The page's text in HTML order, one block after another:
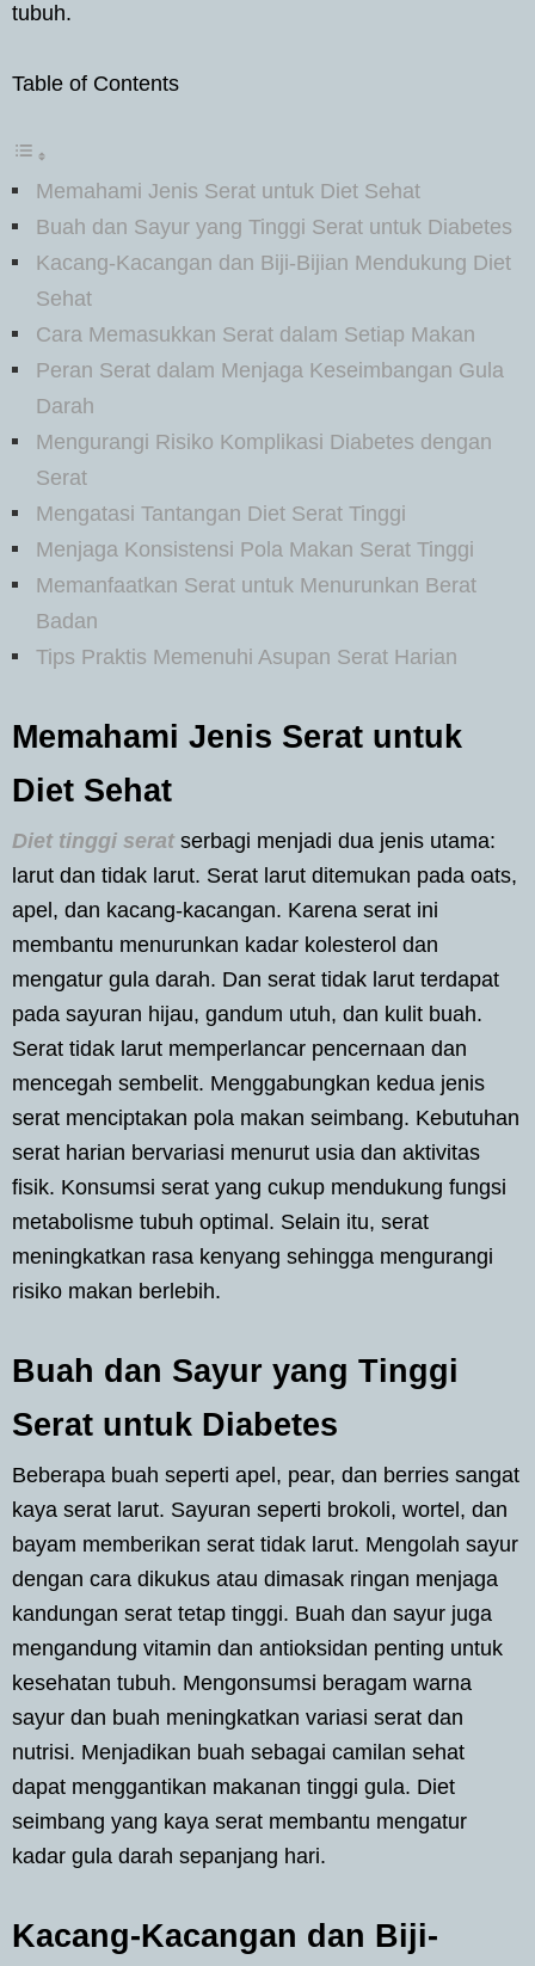
tubuh.
Table of Contents
Memahami Jenis Serat untuk Diet Sehat
Buah dan Sayur yang Tinggi Serat untuk Diabetes
Kacang-Kacangan dan Biji-Bijian Mendukung Diet
Sehat
Cara Memasukkan Serat dalam Setiap Makan
Peran Serat dalam Menjaga Keseimbangan Gula
Darah
Mengurangi Risiko Komplikasi Diabetes dengan
Serat
Mengatasi Tantangan Diet Serat Tinggi
Menjaga Konsistensi Pola Makan Serat Tinggi
Memanfaatkan Serat untuk Menurunkan Berat
Badan
Tips Praktis Memenuhi Asupan Serat Harian
Memahami Jenis Serat untuk
Diet Sehat
Diet tinggi seratserbagi menjadi dua jenis utama:
larut dan tidak larut. Serat larut ditemukan pada oats,
apel, dan kacang-kacangan. Karena serat ini
membantu menurunkan kadar kolesterol dan
mengatur gula darah. Dan serat tidak larut terdapat
pada sayuran hijau, gandum utuh, dan kulit buah.
Serat tidak larut memperlancar pencernaan dan
mencegah sembelit. Menggabungkan kedua jenis
serat menciptakan pola makan seimbang. Kebutuhan
serat harian bervariasi menurut usia dan aktivitas
fisik. Konsumsi serat yang cukup mendukung fungsi
metabolisme tubuh optimal. Selain itu, serat
meningkatkan rasa kenyang sehingga mengurangi
risiko makan berlebih.
Buah dan Sayur yang Tinggi
Serat untuk Diabetes
Beberapa buah seperti apel, pear, dan berries sangat
kaya serat larut. Sayuran seperti brokoli, wortel, dan
bayam memberikan serat tidak larut. Mengolah sayur
dengan cara dikukus atau dimasak ringan menjaga
kandungan serat tetap tinggi. Buah dan sayur juga
mengandung vitamin dan antioksidan penting untuk
kesehatan tubuh. Mengonsumsi beragam warna
sayur dan buah meningkatkan variasi serat dan
nutrisi. Menjadikan buah sebagai camilan sehat
dapat menggantikan makanan tinggi gula. Diet
seimbang yang kaya serat membantu mengatur
kadar gula darah sepanjang hari.
Kacang-Kacangan dan Biji-